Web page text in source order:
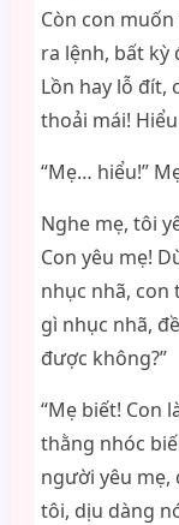
Còn con
ra lệnh, bất kỳ
Lồn hay lỗ đít,
thoải mái!
“Mẹ… hiểu!”
Nghe mẹ, tôi
Con yêu mẹ!
nhục nhã, con
gì nhục nhã,
được không?”
“Mẹ biết! Con
thằng nhóc
người yêu mẹ,
tôi, dịu dàng